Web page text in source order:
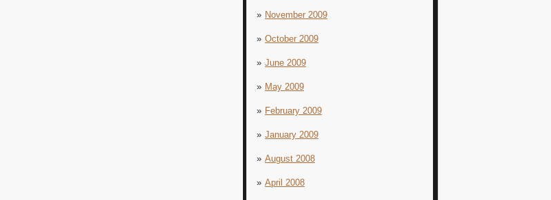
November 2009
October 2009
June 2009
May 2009
February 2009
January 2009
August 2008
April 2008